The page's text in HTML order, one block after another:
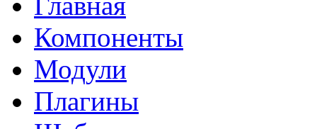
Компоненты
Модули
Плагины